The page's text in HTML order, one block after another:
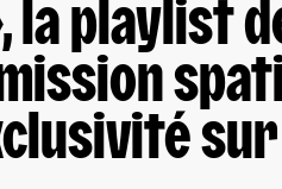
la playlist